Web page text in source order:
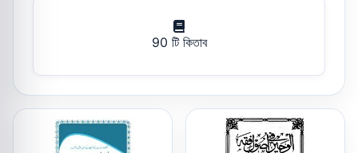
90 টি কিতাব